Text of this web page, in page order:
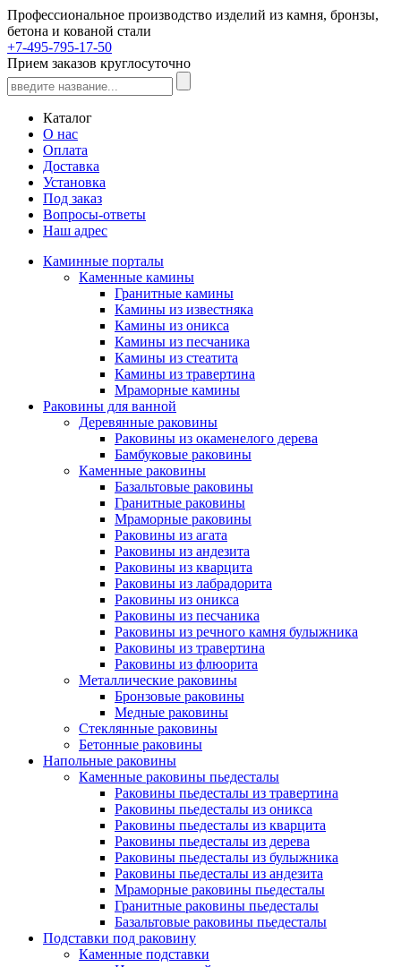
Профессиональное производство изделий из камня, бронзы,
бетона и кованой стали
+7-495-795-17-50
Прием заказов круглосуточно
Каталог
О нас
Оплата
Доставка
Установка
Под заказ
Вопросы-ответы
Наш адрес
Каминные порталы
Каменные камины
Гранитные камины
Камины из известняка
Камины из оникса
Камины из песчаника
Камины из стеатита
Камины из травертина
Мраморные камины
Раковины для ванной
Деревянные раковины
Раковины из окаменелого дерева
Бамбуковые раковины
Каменные раковины
Базальтовые раковины
Гранитные раковины
Мраморные раковины
Раковины из агата
Раковины из андезита
Раковины из кварцита
Раковины из лабрадорита
Раковины из оникса
Раковины из песчаника
Раковины из речного камня булыжника
Раковины из травертина
Раковины из флюорита
Металлические раковины
Бронзовые раковины
Медные раковины
Стеклянные раковины
Бетонные раковины
Напольные раковины
Каменные раковины пьедесталы
Раковины пьедесталы из травертина
Раковины пьедесталы из оникса
Раковины пьедесталы из кварцита
Раковины пьедесталы из дерева
Раковины пьедесталы из булыжника
Раковины пьедесталы из андезита
Мраморные раковины пьедесталы
Гранитные раковины пьедесталы
Базальтовые раковины пьедесталы
Подставки под раковину
Каменные подставки